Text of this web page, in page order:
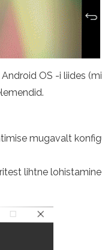
OS -i liides
mugavalt
lihtne